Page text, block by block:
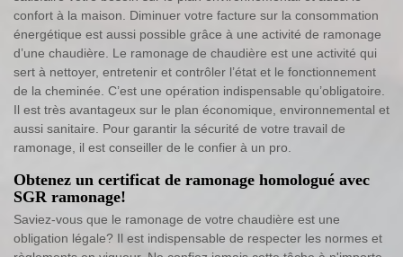
confort à la maison. Diminuer votre facture sur la consommation
énergétique est aussi possible grâce à une activité de ramonage
d’une chaudière. Le ramonage de chaudière est une activité qui
sert à nettoyer, entretenir et contrôler l’état et le fonctionnement
de la cheminée. C’est une opération indispensable qu’obligatoire.
Il est très avantageux sur le plan économique, environnemental et
aussi sanitaire. Pour garantir la sécurité de votre travail de
ramonage, il est conseiller de le confier à un pro.
Obtenez un certificat de ramonage homologué avec
SGR ramonage!
Saviez-vous que le ramonage de votre chaudière est une
obligation légale? Il est indispensable de respecter les normes et